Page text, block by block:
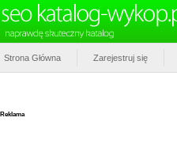
Strona Główna Zarejestruj się
Reklama